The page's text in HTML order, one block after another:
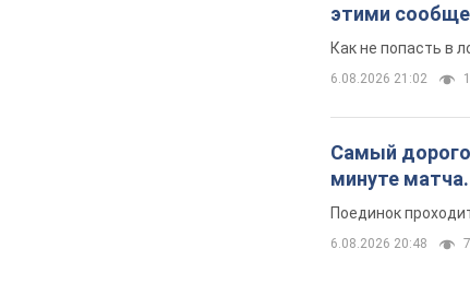
этими
Как не попасть в
6.08.2026 21:02
Самый
минуте
Поединок
6.08.2026 20:48